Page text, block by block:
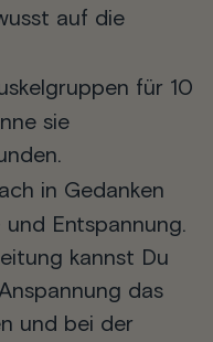
auf die
für 10
sie
in Gedanken
Entspannung.
kannst Du
das
und bei der